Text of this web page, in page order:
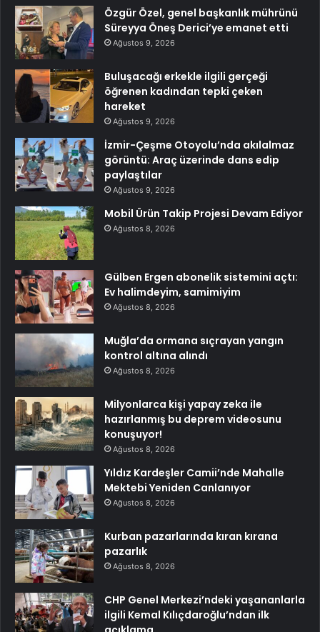
Özgür Özel, genel başkanlık mührünü
Süreyya Öneş Derici’ye emanet etti
Ağustos 9, 2026
Buluşacağı erkekle ilgili gerçeği
öğrenen kadından tepki çeken
hareket
Ağustos 9, 2026
İzmir-Çeşme Otoyolu’nda akılalmaz
görüntü: Araç üzerinde dans edip
paylaştılar
Ağustos 9, 2026
Mobil Ürün Takip Projesi Devam Ediyor
Ağustos 8, 2026
Gülben Ergen abonelik sistemini açtı:
Ev halimdeyim, samimiyim
Ağustos 8, 2026
Muğla’da ormana sıçrayan yangın
kontrol altına alındı
Ağustos 8, 2026
Milyonlarca kişi yapay zeka ile
hazırlanmış bu deprem videosunu
konuşuyor!
Ağustos 8, 2026
Yıldız Kardeşler Camii’nde Mahalle
Mektebi Yeniden Canlanıyor
Ağustos 8, 2026
Kurban pazarlarında kıran kırana
pazarlık
Ağustos 8, 2026
CHP Genel Merkezi’ndeki yaşananlarla
ilgili Kemal Kılıçdaroğlu’ndan ilk